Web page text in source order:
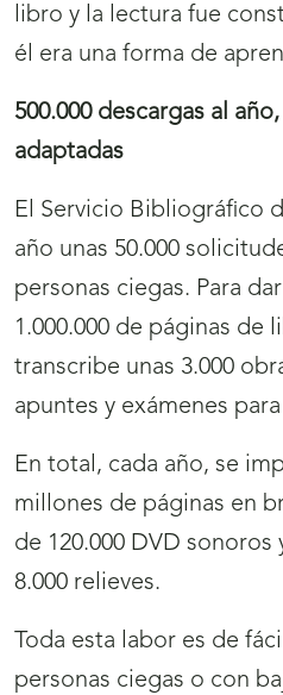
libro y la lectura fue
él era una forma de
500.000 descargas al
adaptadas
El Servicio Bibliográfico
año unas 50.000
personas ciegas. Para
1.000.000 de páginas de
transcribe unas 3.000
apuntes y exámenes
En total, cada año, se
millones de páginas en
de 120.000 DVD sonoros
8.000 relieves.
Toda esta labor es de
personas ciegas o con